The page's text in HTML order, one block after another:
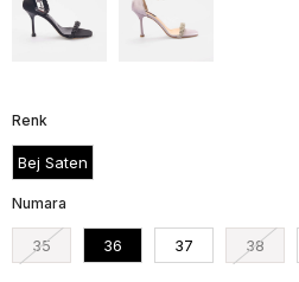
Renk
Bej Saten
Numara
35 36 37 38